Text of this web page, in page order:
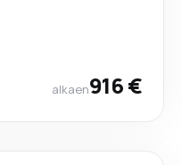
alkaen916 €